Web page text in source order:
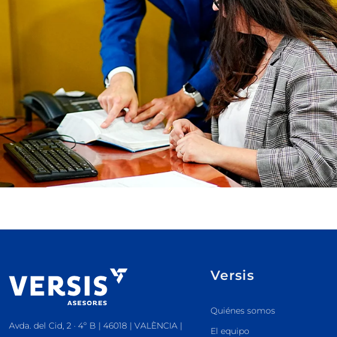
Avda. del Cid, 2 · 4º B | 46018 | VALÈNCIA |
Versis
Quiénes somos
El equipo